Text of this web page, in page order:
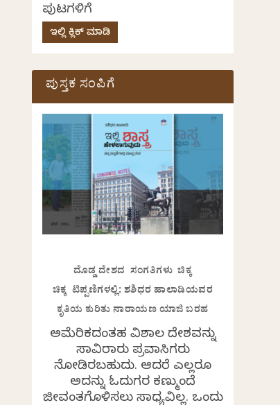
ಪುಟಗಳಿಗೆ
ಇಲ್ಲಿ ಕ್ಲಿಕ್ ಮಾಡಿ
ಪುಸ್ತಕ ಸಂಪಿಗೆ
ದೊಡ್ಡ ದೇಶದ ಸಂಗತಿಗಳು ಚಿಕ್ಕ
ಚಿಕ್ಕ ಟಿಪ್ಪಣಿಗಳಲ್ಲಿ: ಶಶಿಧರ ಹಾಲಾಡಿಯವರ
ಕೃತಿಯ ಕುರಿತು ನಾರಾಯಣ ಯಾಜಿ ಬರಹ
ಅಮೆರಿಕದಂತಹ ವಿಶಾಲ ದೇಶವನ್ನು
ಸಾವಿರಾರು ಪ್ರವಾಸಿಗರು
ನೋಡಿರಬಹುದು. ಆದರೆ ಎಲ್ಲರೂ
ಅದನ್ನು ಓದುಗರ ಕಣ್ಮುಂದೆ
ಜೀವಂತಗೊಳಿಸಲು ಸಾಧ್ಯವಿಲ್ಲ. ಒಂದು